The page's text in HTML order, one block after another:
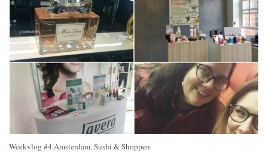
Weekvlog #4 Amsterdam, Sushi & Shoppen